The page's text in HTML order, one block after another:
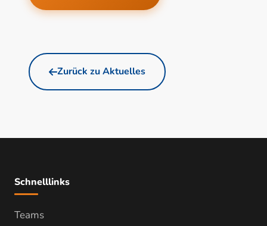
Zurück zu Aktuelles
Schnelllinks
Teams